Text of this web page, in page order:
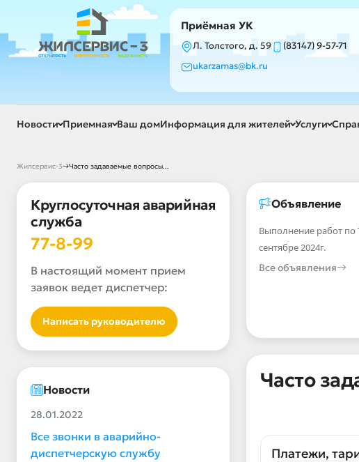
Приёмная УК
Л. Толстого, д. 59
(83147) 9-57-71
ukarzamas@bk.ru
Новости Приемная Ваш домИнформация для жителей Услуги
Жилсервис-3→Часто задаваемые вопросы...
Круглосуточная аварийная
служба
77-8-99
В настоящий момент прием
заявок ведет диспетчер:
Написать руководителю
Новости
28.01.2022
Все звонки в аварийно-
диспетчерскую службу
Объявление
Выполнение работ
сентябре 2024г.
Все объявления
Часто
Платежи,